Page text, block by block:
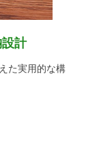
計
た実用的な構